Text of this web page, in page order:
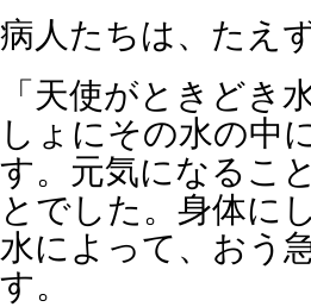
病人たちは、たえ
「天使がときどき
しょにその水の中
す。元気になるこ
とでした。身体に
水によって、おう
す。